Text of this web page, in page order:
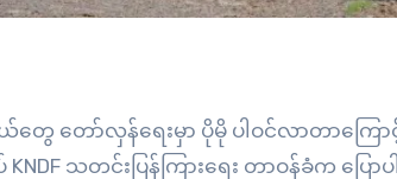
တော်လှန်ရေးမှာ ပိုမို ပါဝင်လာတာကြ
သတင်းပြန်ကြားရေး တာဝန်ခံက ပြော